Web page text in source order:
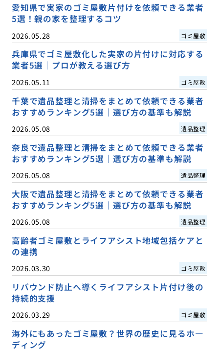
愛知県で実家のゴミ屋敷片付けを依頼できる業者
5選！親の家を整理するコツ
2026.05.28 ゴミ屋敷
兵庫県でゴミ屋敷化した実家の片付けに対応する
業者5選｜プロが教える選び方
2026.05.11 ゴミ屋敷
千葉で遺品整理と清掃をまとめて依頼できる業者
おすすめランキング5選｜選び方の基準も解説
2026.05.08 遺品整理
奈良で遺品整理と清掃をまとめて依頼できる業者
おすすめランキング5選｜選び方の基準も解説
2026.05.08 遺品整理
大阪で遺品整理と清掃をまとめて依頼できる業者
おすすめランキング5選｜選び方の基準も解説
2026.05.08 遺品整理
高齢者ゴミ屋敷とライフアシスト地域包括ケアと
の連携
2026.03.30 ゴミ屋敷
リバウンド防止へ導くライフアシスト片付け後の
持続的支援
2026.03.29 ゴミ屋敷
海外にもあったゴミ屋敷？世界の歴史に見るホ―
ディング